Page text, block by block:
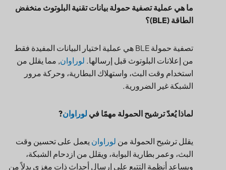
كيفية بناء نظام تتبع قابل للتطوير من تقنية بلوتوث
منخفضة الطاقة إلى تقنية لوراوان
حول تصفية حمولة BLE
الطاقة (BLE)؟
من إعلانات البلوتوث قبل إرسالها. لوراوان, مما يقلل من
استخدام وقت البث، واستهلاك البطارية، وحركة مرور
الشبكة غير الضرورية.
البث، وعمر بطارية البوابة، ويقلل من ازدحام الشبكة،
ويساعد أنظمة التتبع على إرسال أحداث ذات مغزى بدلاً من
حزم Bluetooth الخام المتكررة.